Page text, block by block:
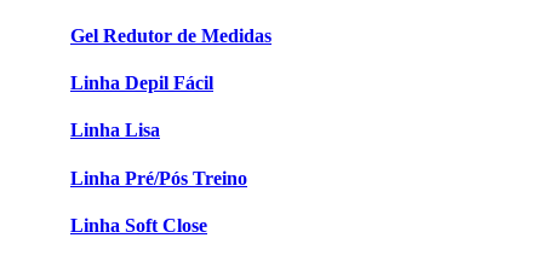
Gel Redutor de Medidas
Linha Depil Fácil
Linha Lisa
Linha Pré/Pós Treino
Linha Soft Close